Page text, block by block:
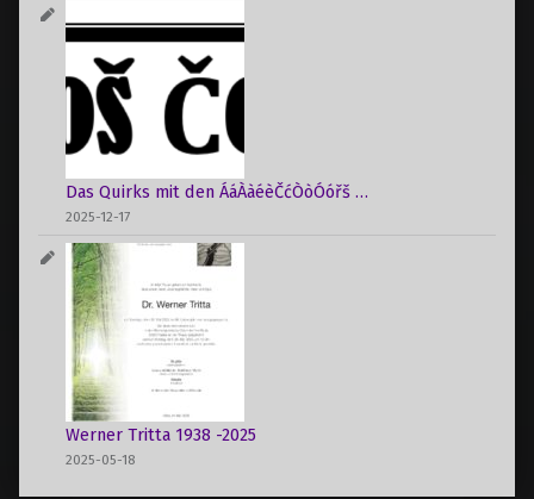
Das Quirks mit den ÁáÀàéèČćÒòÓóřš …
2025-12-17
Werner Tritta 1938 -2025
2025-05-18